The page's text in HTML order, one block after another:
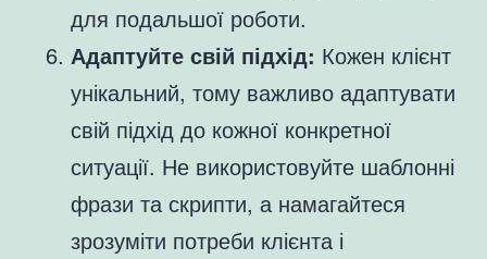
для подальшої роботи.
Адаптуйте свій підхід: Кожен клієнт
унікальний, тому важливо адаптувати
свій підхід до кожної конкретної
ситуації. Не використовуйте шаблонні
фрази та скрипти, а намагайтеся
зрозуміти потреби клієнта і